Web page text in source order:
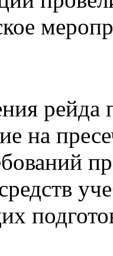
рейда
на